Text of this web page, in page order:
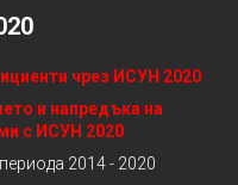
чрез ИСУН 2020
и напредъка на
с ИСУН 2020
2014 - 2020